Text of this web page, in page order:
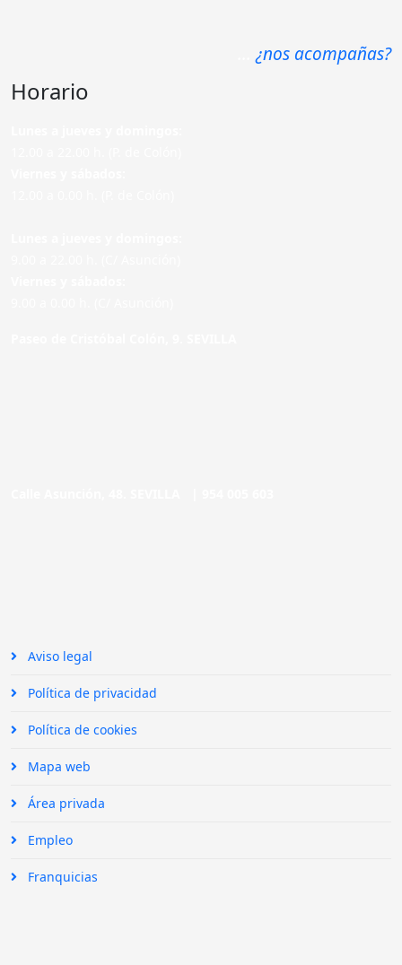
¿nos acompañas?
Horario
Aviso legal
Política de privacidad
Política de cookies
Mapa web
Área privada
Empleo
Franquicias